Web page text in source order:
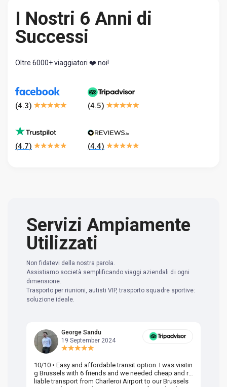
I Nostri 6 Anni di
Successi
Oltre 6000+ viaggiatori ❤️ noi!
(4.3) (4.5)
(4.7) (4.4)
Servizi Ampiamente
Utilizzati
Non fidatevi della nostra parola.
Assistiamo società semplificando viaggi aziendali di ogni
dimensione.
Trasporto per riunioni, autisti VIP, trasporto squadre sportive:
soluzione ideale.
George Sandu
19 September 2024
10/10 • Easy and affordable transit option. I was visitin
g Brussels with 6 friends and we needed cheap and re
liable transport from Charleroi Airport to our Brussels